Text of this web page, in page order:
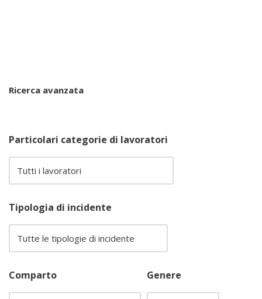
Ricerca avanzata
Particolari categorie di lavoratori
Tipologia di incidente
Comparto Genere